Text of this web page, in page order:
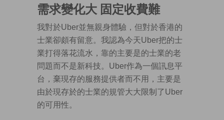
需求變化大 固定收費難
我對於Uber並無親身體驗，但對於香港的
士業卻頗有留意。我認為今天Uber把的士
業打得落花流水，靠的主要是的士業的老
問題而不是新科技。Uber作為一個訊息平
台，棄現存的服務提供者而不用，主要是
由於現存於的士業的規管大大限制了Uber
的可用性。